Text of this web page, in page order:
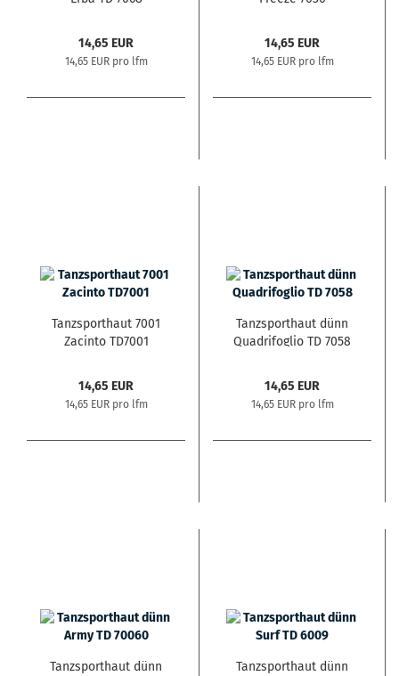
14,65 EUR
14,65 EUR pro lfm
14,65 EUR
14,65 EUR pro lfm
Tanzsporthaut 7001
Zacinto TD7001
14,65 EUR
14,65 EUR pro lfm
Tanzsporthaut dünn
Quadrifoglio TD 7058
14,65 EUR
14,65 EUR pro lfm
Tanzsporthaut dünn
Tanzsporthaut dünn